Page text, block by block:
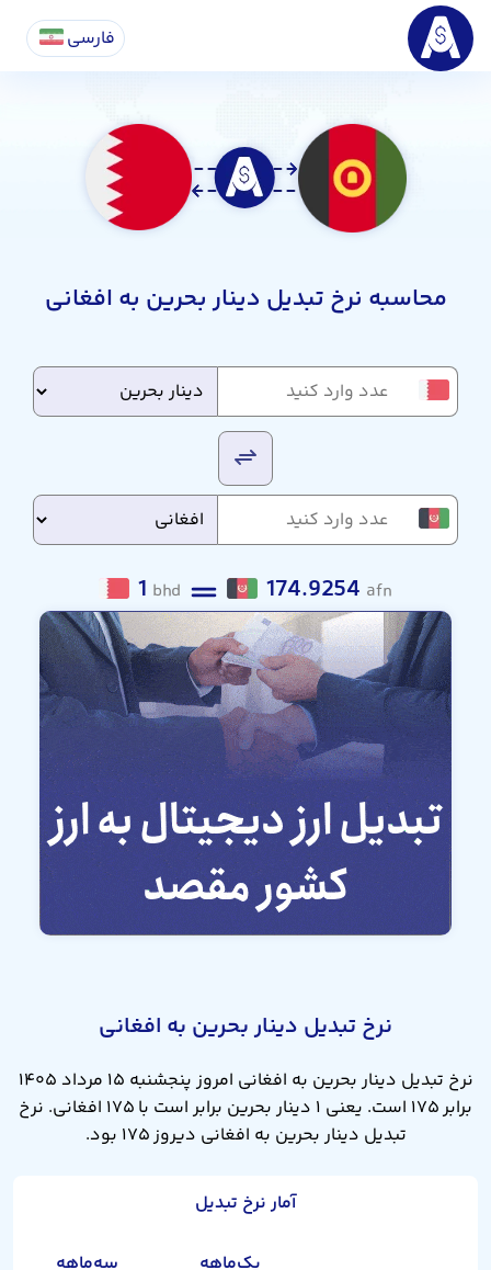
فارسی
محاسبه نرخ تبدیل دینار بحرین به افغانی
1 bhd 174.9254 afn
نرخ تبدیل دینار بحرین به افغانی
نرخ تبدیل دینار بحرین به افغانی امروز پنجشنبه ۱۵ مرداد ۱۴۰۵
برابر ۱۷۵ است. یعنی ۱ دینار بحرین برابر است با ۱۷۵ افغانی. نرخ
تبدیل دینار بحرین به افغانی دیروز ۱۷۵ بود.
آمار نرخ تبدیل
یک‌ماهه
سه‌ماهه